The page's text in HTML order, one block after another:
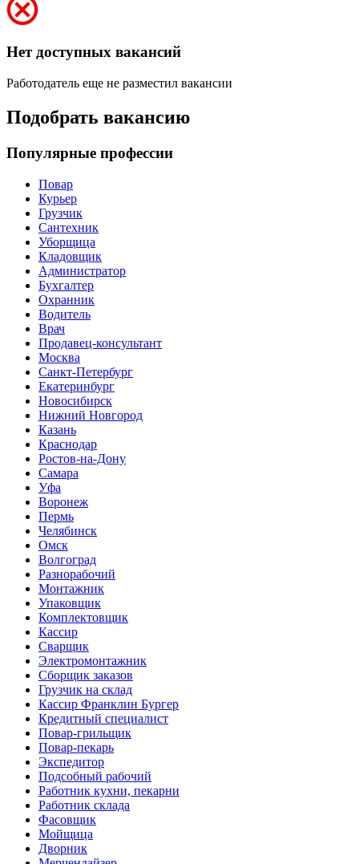
Нет доступных вакансий
Работодатель еще не разместил вакансии
Подобрать вакансию
Популярные профессии
Повар
Курьер
Грузчик
Сантехник
Уборщица
Кладовщик
Администратор
Бухгалтер
Охранник
Водитель
Врач
Продавец-консультант
Москва
Санкт-Петербург
Екатеринбург
Новосибирск
Нижний Новгород
Казань
Краснодар
Ростов-на-Дону
Самара
Уфа
Воронеж
Пермь
Челябинск
Омск
Волгоград
Разнорабочий
Монтажник
Упаковщик
Комплектовщик
Кассир
Сварщик
Электромонтажник
Сборщик заказов
Грузчик на склад
Кассир Франклин Бургер
Кредитный специалист
Повар-грильщик
Повар-пекарь
Экспедитор
Подсобный рабочий
Работник кухни, пекарни
Работник склада
Фасовщик
Мойщица
Дворник